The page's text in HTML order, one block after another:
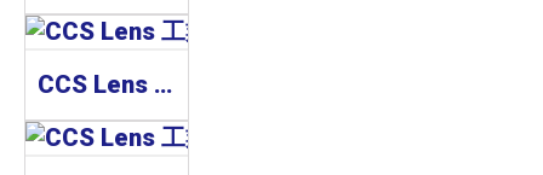
CCS Lens 工業鏡頭 SE-65-M Series